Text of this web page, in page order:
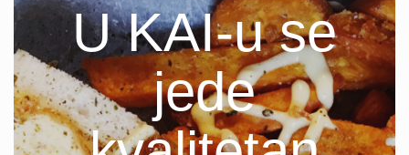
U KAI-u se
jede